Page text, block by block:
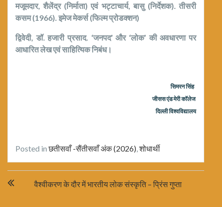
मजूमदार, शैलेंद्र (निर्माता) एवं भट्टाचार्य, बासु (निर्देशक). तीसरी
कसम (1966). इमेज मेकर्स (फिल्म प्रोडक्शन)
द्विवेदी, डॉ. हजारी प्रसाद. ‘जनपद’ और ‘लोक’ की अवधारणा पर
आधारित लेख एवं साहित्यिक निबंध।
सिमरन सिंह
जीसस एंड मेरी कॉलेज
दिल्ली विश्वविद्यालय
Posted inछतीसवाँ -सैंतीसवाँ अंक (2026) ,शोधार्थी
navigationवैश्वीकरण के दौर में भारतीय लोक संस्कृति – प्रिंस गुप्ता